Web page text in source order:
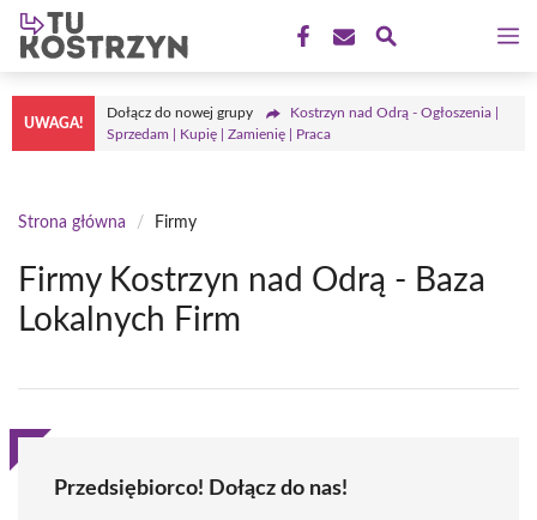
Przejdź
treści
UWAGA!
Dołącz do nowej grupy
Kostrzyn nad Odrą - Ogłoszenia |
Sprzedam | Kupię | Zamienię | Praca
Strona główna / Firmy
Firmy Kostrzyn nad Odrą - Baza
Lokalnych Firm
Przedsiębiorco! Dołącz do nas!